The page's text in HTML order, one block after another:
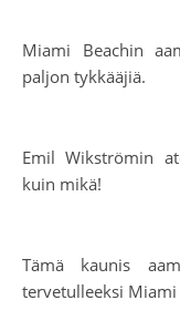
Miami Beachin
paljon tykkääjiä.
Emil Wikströmin
kuin mikä!
Tämä kaunis
tervetulleeksi